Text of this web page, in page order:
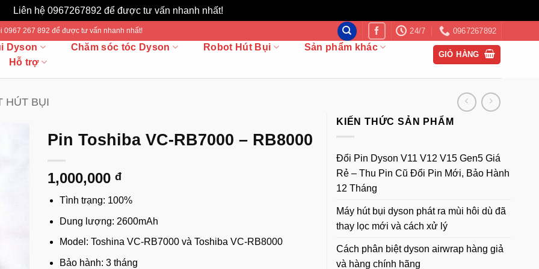
Liên hệ 0967267892 để được tư vấn nhanh nhất!
0967 267 892 để được tư vấn nhanh nhất! 24/7 0967267892
Dyson Chăm sóc tóc Dyson Robot Hút Bụi
Sản phẩm khác
Hỗ trợ
GIỎ HÀNG
HÚT BỤI
KIẾN THỨC SẢN PHẨM
Đổi Pin Dyson V11 V12 V15 Gen5 Giá
Rẻ – Thu Pin Cũ Đổi Pin Mới, Bảo Hành
12 Tháng
Máy hút bụi dyson phát ra mùi hôi dù đã
thay lọc mới và cách xử lý
Cách phân biệt dyson airwrap hàng giả
và hàng chính hãng
Pin Toshiba VC-RB7000 – RB8000
1,000,000 đ
Tình trạng: 100%
Dung lượng: 2600mAh
Model: Toshina VC-RB7000 và Toshiba VC-RB8000
Bảo hành: 3 tháng